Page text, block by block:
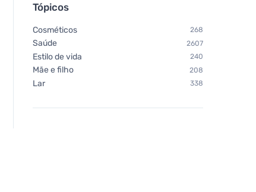
Tópicos
Cosméticos 268
Saúde 2607
Estilo de vida 240
Mãe e filho 208
Lar 338